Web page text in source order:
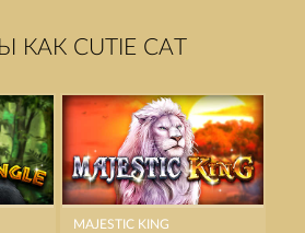
КАК CUTIE CAT
MAJESTIC KING